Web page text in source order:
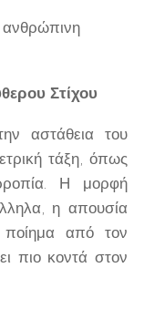
ανθρώπινη
Στίχου
αστάθεια του
τάξη, όπως
Η μορφή
η απουσία
ποίημα από τον
πιο κοντά στον